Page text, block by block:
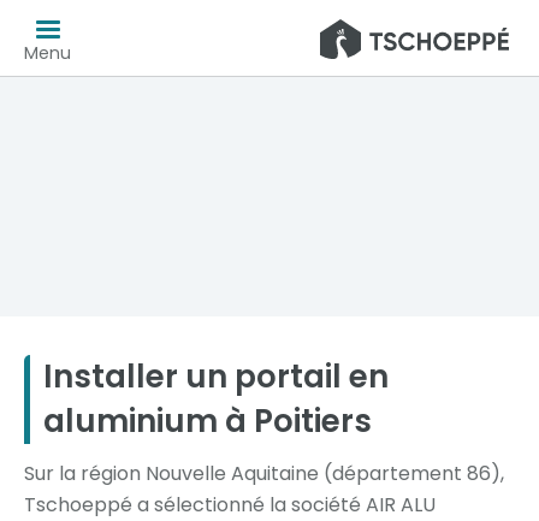
Menu
Installer un portail en
aluminium à Poitiers
Sur la région Nouvelle Aquitaine (département 86),
Tschoeppé a sélectionné la société AIR ALU